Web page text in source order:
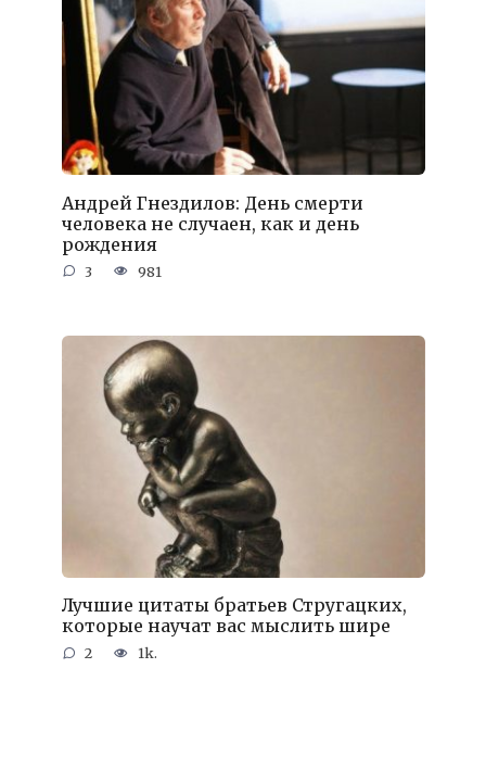
Андрей Гнездилов: День смерти
человека не случаен, как и день
рождения
3 981
Лучшие цитаты братьев Стругацких,
которые научат вас мыслить шире
2 1k.